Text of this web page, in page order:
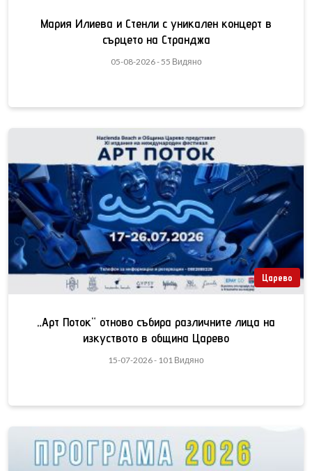
Мария Илиева и Стенли с уникален концерт в
сърцето на Странджа
05-08-2026 - 55 Видяно
Царево
„Арт Поток“ отново събира различните лица на
изкуството в община Царево
15-07-2026 - 101 Видяно